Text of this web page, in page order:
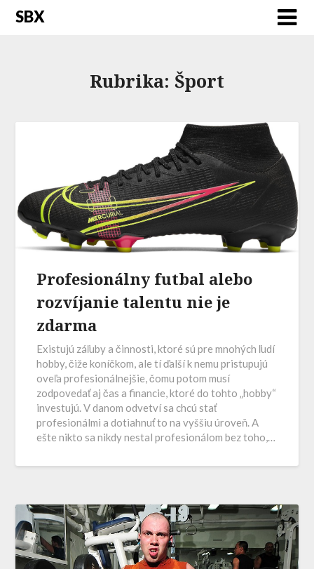
SBX
Rubrika: Šport
Profesionálny futbal alebo
rozvíjanie talentu nie je
zdarma
Existujú záľuby a činnosti, ktoré sú pre mnohých ľudí
hobby, čiže koníčkom, ale tí ďalší k nemu pristupujú
oveľa profesionálnejšie, čomu potom musí
zodpovedať aj čas a financie, ktoré do tohto „hobby“
investujú. V danom odvetví sa chcú stať
profesionálmi a dotiahnuť to na vyššiu úroveň. A
ešte nikto sa nikdy nestal profesionálom bez toho,…